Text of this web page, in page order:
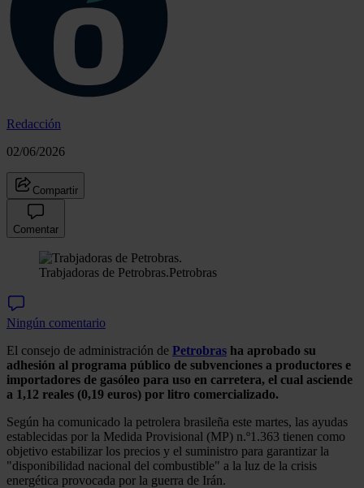
Redacción
02/06/2026
Compartir
Comentar
Trabjadoras de Petrobras.Petrobras
Ningún comentario
El consejo de administración de Petrobras ha aprobado su
adhesión al programa público de subvenciones a productores e
importadores de gasóleo para uso en carretera, el cual asciende
a 1,12 reales (0,19 euros) por litro comercializado.
Según ha comunicado la petrolera brasileña este martes, las ayudas
establecidas por la Medida Provisional (MP) n.º1.363 tienen como
objetivo estabilizar los precios y el suministro para garantizar la
"disponibilidad nacional del combustible" a la luz de la crisis
energética provocada por la guerra de Irán.